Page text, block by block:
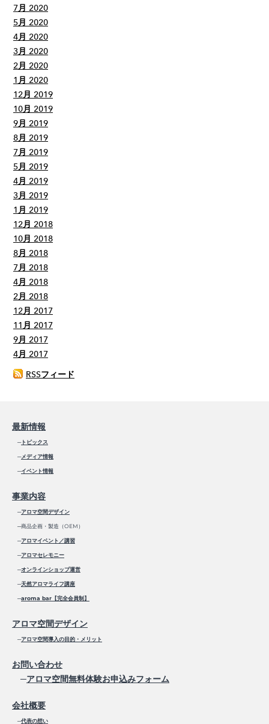
7月 2020
5月 2020
4月 2020
3月 2020
2月 2020
1月 2020
12月 2019
10月 2019
9月 2019
8月 2019
7月 2019
5月 2019
4月 2019
3月 2019
1月 2019
12月 2018
10月 2018
8月 2018
7月 2018
4月 2018
2月 2018
12月 2017
11月 2017
9月 2017
4月 2017
RSSフィード
最新情報
─トピックス
─メディア情報
─イベント情報
事業内容
─アロマ空間デザイン
─商品企画・製造（OEM）
─アロマイベント／講習
─アロマセレモニー
─オンラインショップ運営
─天然アロマライフ講座
─aroma bar【完全会員制】
アロマ空間デザイン
─アロマ空間導入の目的・メリット
お問い合わせ
─アロマ空間無料体験お申込みフォーム
会社概要
─代表の想い